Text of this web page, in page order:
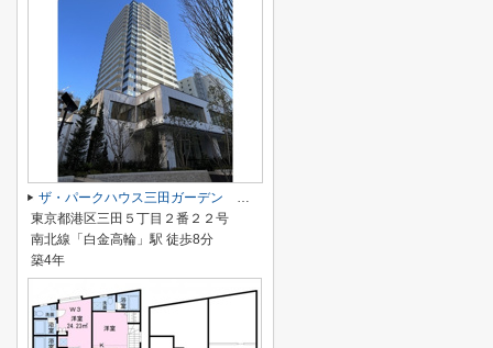
ザ・パークハウス三田ガーデン タワー棟
東京都港区三田５丁目２番２２号
南北線「白金高輪」駅 徒歩8分
築4年